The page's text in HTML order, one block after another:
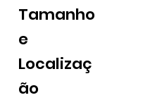
Tamanho
e
Localizaç
ão